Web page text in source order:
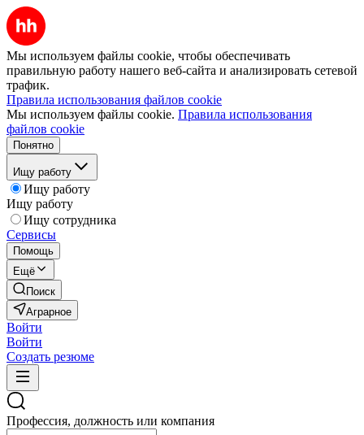
Мы используем файлы cookie, чтобы обеспечивать
правильную работу нашего веб-сайта и анализировать сетевой
трафик.
Правила использования файлов cookie
Мы используем файлы cookie. Правила использования
файлов cookie
Понятно
Ищу работу
Ищу работу
Ищу работу
Ищу сотрудника
Сервисы
Помощь
Ещё
Поиск
Аграрное
Войти
Войти
Создать резюме
Профессия, должность или компания